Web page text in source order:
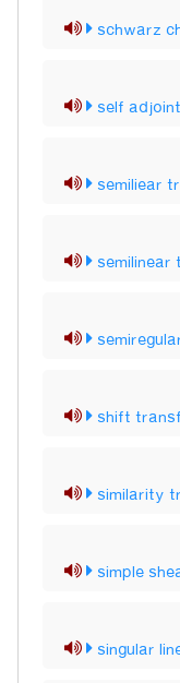
schwarz
self
semiliear
shift
similarity
simple
singular